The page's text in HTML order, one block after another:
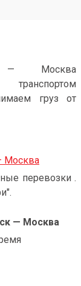
— Москва
груз от
Москва
перевозки .
— Москва